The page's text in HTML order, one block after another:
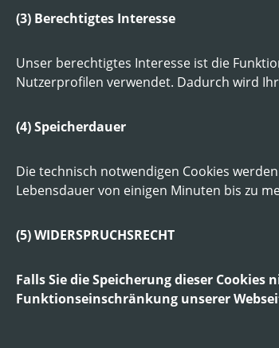
(3) Berechtigtes Interesse
Unser berechtigtes Interesse ist die
Nutzerprofilen verwendet. Dadurch wird
(4) Speicherdauer
Die technisch notwendigen Cookies
Lebensdauer von einigen Minuten bis zu
(5) WIDERSPRUCHSRECHT
Falls Sie die Speicherung dieser
Funktionseinschränkung unserer